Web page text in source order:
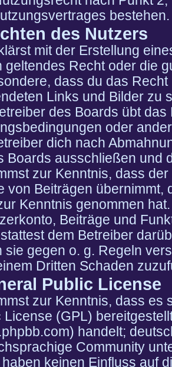
bestehen.
des Nutzers
mit der Erstellung
geltendes Recht oder die
dass du das
Links und Bilder zu
des Boards übt
oder
dich nach
Boards ausschließen und
zur Kenntnis, dass
von Beiträgen übernimmt,
Kenntnis genommen
Beiträge und
dem Betreiber
sie gegen o. g. Regeln
Dritten Schaden
Public License
zur Kenntnis, dass es
License (GPL)
handelt;
Community
haben keinen Einfluss auf